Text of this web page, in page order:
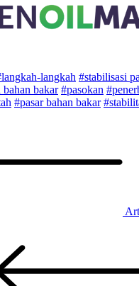
langkah #stabilisasi
bahan bakar #pasokan
#pasar bahan bakar